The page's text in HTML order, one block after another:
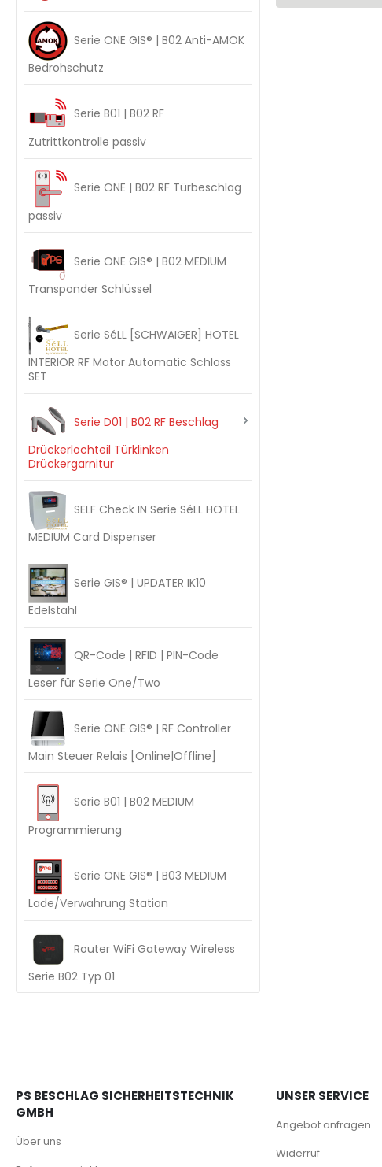
Serie ONE GIS® | B02 Anti-AMOK
Bedrohschutz
Serie B01 | B02 RF
Zutrittkontrolle passiv
Serie ONE | B02 RF Türbeschlag
passiv
Serie ONE GIS® | B02 MEDIUM
Transponder Schlüssel
Serie SéLL [SCHWAIGER] HOTEL
INTERIOR RF Motor Automatic Schloss
SET
Serie D01 | B02 RF Beschlag
Drückerlochteil Türklinken
Drückergarnitur
SELF Check IN Serie SéLL HOTEL
MEDIUM Card Dispenser
Serie GIS® | UPDATER IK10
Edelstahl
QR-Code | RFID | PIN-Code
Leser für Serie One/Two
Serie ONE GIS® | RF Controller
Main Steuer Relais [Online|Offline]
Serie B01 | B02 MEDIUM
Programmierung
Serie ONE GIS® | B03 MEDIUM
Lade/Verwahrung Station
Router WiFi Gateway Wireless
Serie B02 Typ 01
PS BESCHLAG SICHERHEITSTECHNIK
GMBH
Über uns
UNSER SERVICE
Angebot anfragen
Widerruf